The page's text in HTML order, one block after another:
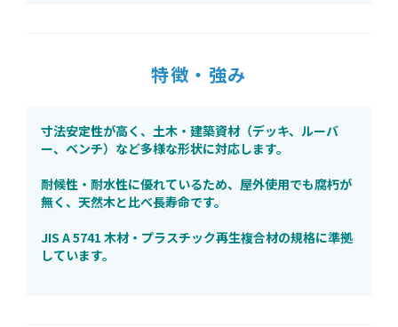
特徴・強み
寸法安定性が高く、土木・建築資材（デッキ、ルーバ
ー、ベンチ）など多様な形状に対応します。
耐候性・耐水性に優れているため、屋外使用でも腐朽が
無く、天然木と比べ長寿命です。
JIS A 5741 木材・プラスチック再生複合材の規格に準拠
しています。